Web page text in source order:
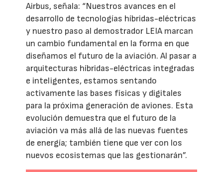
Airbus, señala: “Nuestros avances en el
desarrollo de tecnologías híbridas-eléctricas
y nuestro paso al demostrador LEIA marcan
un cambio fundamental en la forma en que
diseñamos el futuro de la aviación. Al pasar a
arquitecturas híbridas-eléctricas integradas
e inteligentes, estamos sentando
activamente las bases físicas y digitales
para la próxima generación de aviones. Esta
evolución demuestra que el futuro de la
aviación va más allá de las nuevas fuentes
de energía; también tiene que ver con los
nuevos ecosistemas que las gestionarán”.